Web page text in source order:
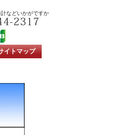
などいかがですか
イトマップ